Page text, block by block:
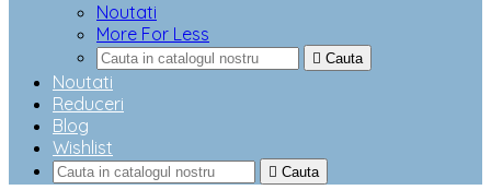
Noutati
More For Less
 Cauta
Noutati
Reduceri
Blog
Wishlist
 Cauta